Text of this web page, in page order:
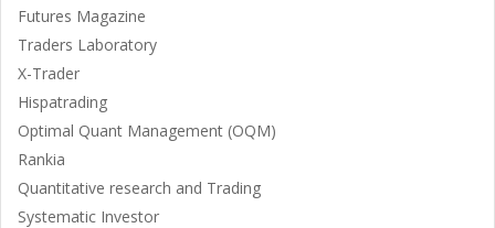
Futures Magazine
Traders Laboratory
X-Trader
Hispatrading
Optimal Quant Management (OQM)
Rankia
Quantitative research and Trading
Systematic Investor